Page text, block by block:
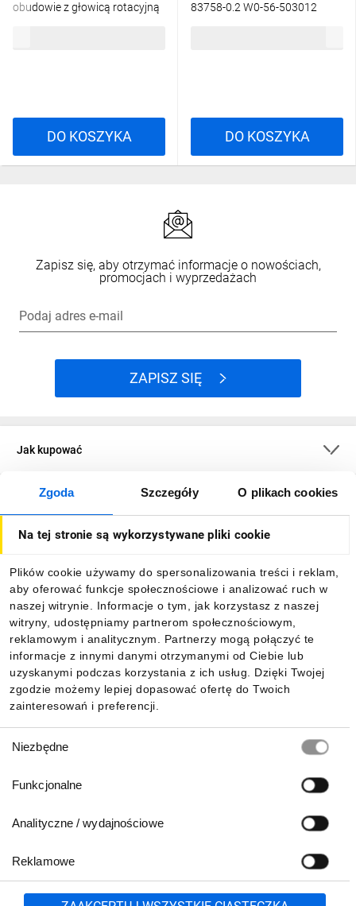
Zgoda Szczegóły O plikach cookies
Na tej stronie są wykorzystywane pliki cookie
Plików cookie używamy do spersonalizowania treści i reklam,
aby oferować funkcje społecznościowe i analizować ruch w
naszej witrynie. Informacje o tym, jak korzystasz z naszej
witryny, udostępniamy partnerom społecznościowym,
reklamowym i analitycznym. Partnerzy mogą połączyć te
informacje z innymi danymi otrzymanymi od Ciebie lub
uzyskanymi podczas korzystania z ich usług. Dzięki Twojej
zgodzie możemy lepiej dopasować ofertę do Twoich
zainteresowań i preferencji.
zgody
Niezbędne
Funkcjonalne
Analityczne / wydajnościowe
Reklamowe
obudowie z głowicą rotacyjną
DO KOSZYKA
83758-0.2 W0-56-503012
DO KOSZYKA
Zapisz się, aby otrzymać informacje o nowościach,
promocjach i wyprzedażach
Podaj adres e-mail
ZAPISZ SIĘ
Jak kupować
O firmie
Informacje
Pobierz naszą aplikację mobilną:
801 500 700 lub 71 37 61 600